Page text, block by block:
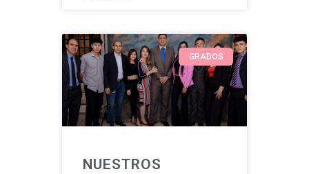
GRADOS
NUESTROS